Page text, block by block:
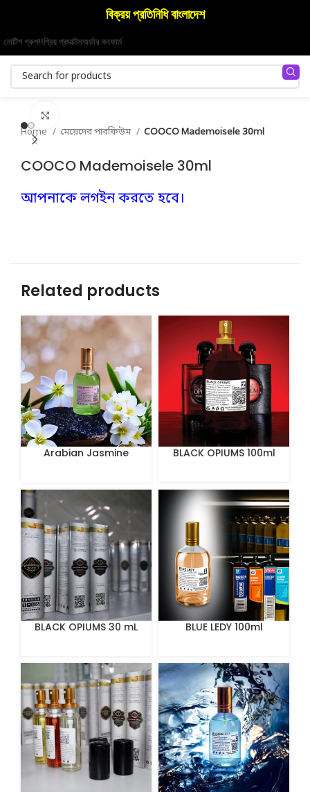
বিক্রয় প্রতিনিধি বাংলাদেশ
নোটিশ গ্রুপ!!প্রিয় প্রডাক্টসঅর্ডার কনফার্ম
Home মেয়েদের পারফিউম COOCO Mademoisele 30ml
COOCO Mademoisele 30ml
আপনাকে লগইন করতে হবে।
Related products
Arabian Jasmine
BLACK OPIUMS 100ml
BLACK OPIUMS 30 mL BLUE LEDY 100ml